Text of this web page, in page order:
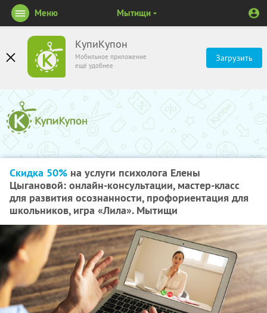
КупиКупон
Мобильное приложение
ещё удобнее
Загрузить
Меню Мытищи
Скидка 50% на услуги психолога Елены
Цыгановой: онлайн-консультации, мастер-класс
для развития осознанности, профориентация для
школьников, игра «Лила». Мытищи